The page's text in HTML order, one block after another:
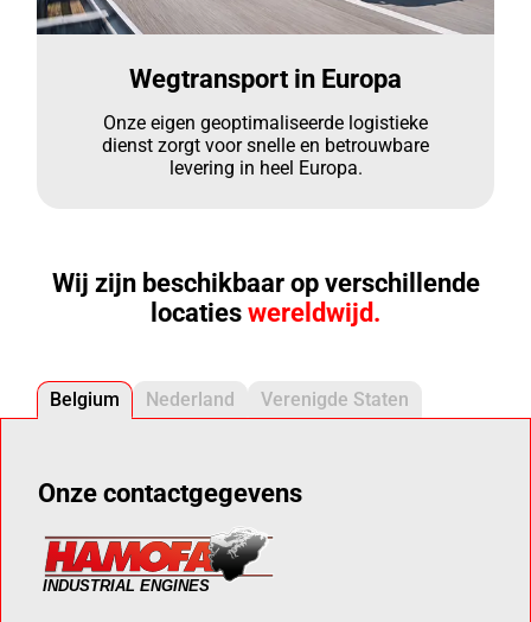
Wegtransport in Europa
Onze eigen geoptimaliseerde logistieke
dienst zorgt voor snelle en betrouwbare
levering in heel Europa.
Wij zijn beschikbaar op verschillende
locaties wereldwijd.
Belgium Nederland Verenigde Staten
Onze contactgegevens